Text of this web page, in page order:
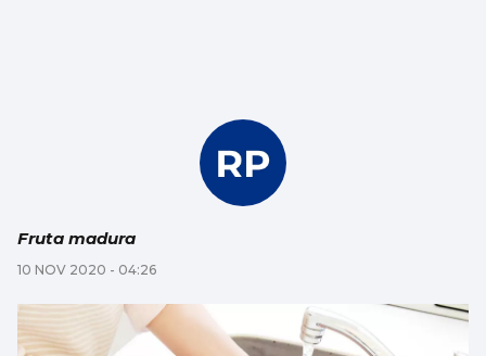
Fruta madura
10 NOV 2020 - 04:26